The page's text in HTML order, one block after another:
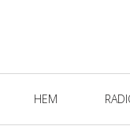
HEM